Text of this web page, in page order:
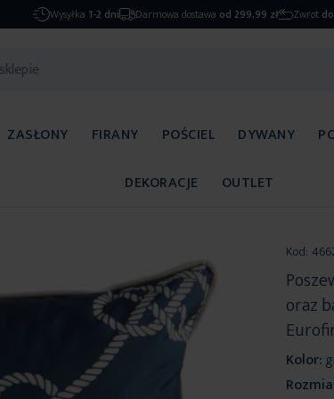
Wysyłka 1-2 dni Darmowa dostawa od 299,99 zł Zwrot
ZASŁONY FIRANY POŚCIEL DYWANY
DEKORACJE
OUTLET
Kod:
oraz
Kolor: